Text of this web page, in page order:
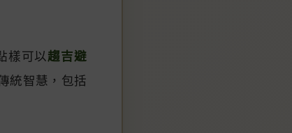
樣可以趨吉避
統智慧，包括